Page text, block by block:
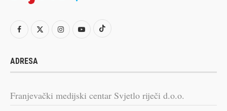
ADRESA
Franjevački medijski centar Svjetlo riječi d.o.o.